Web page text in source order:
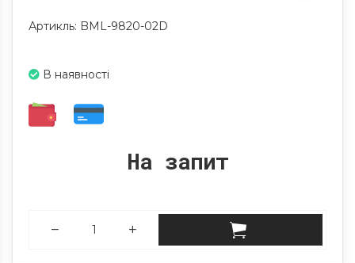
Артикль: BML-9820-02D
В наявності
На запит